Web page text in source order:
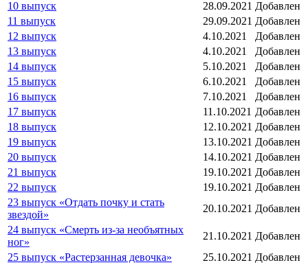
10 выпуск
28.09.2021 Добавлен
11 выпуск
29.09.2021 Добавлен
12 выпуск
4.10.2021
Добавлен
13 выпуск
4.10.2021
Добавлен
14 выпуск
5.10.2021
Добавлен
15 выпуск
6.10.2021
Добавлен
16 выпуск
7.10.2021
Добавлен
17 выпуск
11.10.2021 Добавлен
18 выпуск
12.10.2021 Добавлен
19 выпуск
13.10.2021 Добавлен
20 выпуск
14.10.2021 Добавлен
21 выпуск
19.10.2021 Добавлен
22 выпуск
19.10.2021 Добавлен
23 выпуск «Отдать почку и стать
звездой»
20.10.2021 Добавлен
24 выпуск «Смерть из-за необъятных
ног»
21.10.2021 Добавлен
25 выпуск «Растерзанная девочка»
25.10.2021 Добавлен